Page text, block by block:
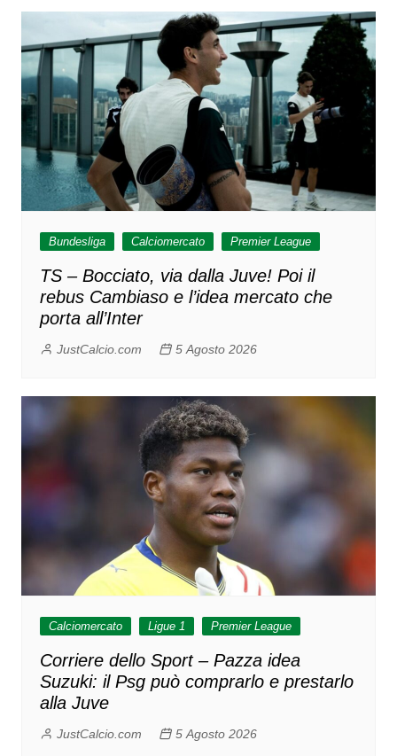
Bundesliga Calciomercato Premier League
TS – Bocciato, via dalla Juve! Poi il
rebus Cambiaso e l’idea mercato che
porta all’Inter
JustCalcio.com 5 Agosto 2026
Calciomercato Ligue 1 Premier League
Corriere dello Sport – Pazza idea
Suzuki: il Psg può comprarlo e prestarlo
alla Juve
JustCalcio.com 5 Agosto 2026